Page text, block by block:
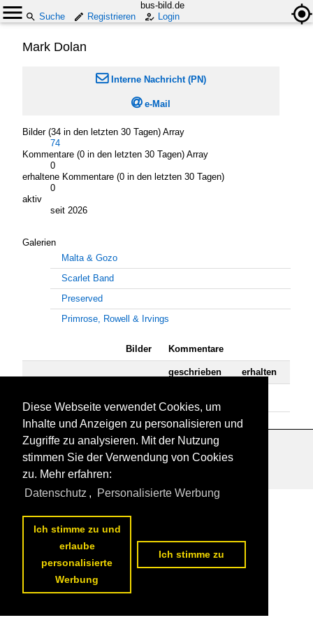
bus-bild.de
Suche
Registrieren Login
Mark Dolan
 Interne Nachricht (PN)
e-Mail
Bilder (34 in den letzten 30 Tagen) Array
74
Kommentare (0 in den letzten 30 Tagen) Array
0
erhaltene Kommentare (0 in den letzten 30 Tagen)
0
aktiv
seit 2026
Galerien
Malta & Gozo
Scarlet Band
Preserved
Primrose, Rowell & Irvings
Bilder Kommentare
geschrieben erhalten
Datenschutzerklärung|Impressum|Kontakt
Diese Webseite verwendet Cookies, um
Inhalte und Anzeigen zu personalisieren und
Zugriffe zu analysieren. Mit der Nutzung
stimmen Sie der Verwendung von Cookies
zu. Mehr erfahren:
Datenschutz , Personalisierte Werbung
Ich stimme zu und
erlaube
personalisierte
Werbung
Ich stimme zu